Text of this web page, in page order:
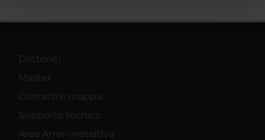
con altre informazioni che hai fornito loro o che hanno
Dottorati
Master
Contatti e mappa
Supporto tecnico
Area Amministrativa